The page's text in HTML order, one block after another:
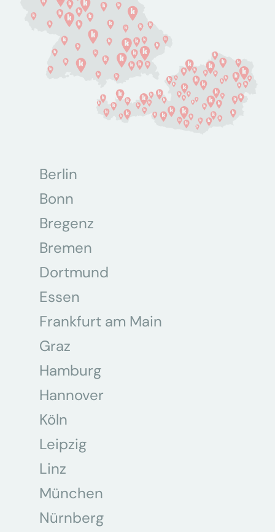
Berlin
Bonn
Bregenz
Bremen
Dortmund
Essen
Frankfurt am Main
Graz
Hamburg
Hannover
Köln
Leipzig
Linz
München
Nürnberg